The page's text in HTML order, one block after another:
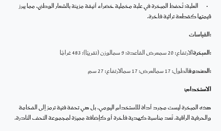
•
العلبة:تُحفظ المبخرة في علبة مخملية خضراء أنيقة مزينة بالشعار الوطني، مما يبرز
قيمتها كقطعة تراثية فاخرة.
:القياسات
:المبخرةالارتفاع: 20 سم عرض القاعدة: 9 سم
الوزن (تقريبًا): 483 غرامًا
:الصندوقالطول: 17 سم العرض: 17 سم
الارتفاع: 27 سم
الاستخدام:
هذه المبخرة ليست مجرد أداة للاستخدام اليومي، بل هي تحفة فنية ترمز إلى الفخامة
والحرفية الراقية. تُعد مناسبة كهدية فاخرة أو كإضافة مميزة لمجموعة التحف النادرة.